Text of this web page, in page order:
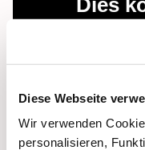
Diese Webseite
Wir verwenden
personalisieren,